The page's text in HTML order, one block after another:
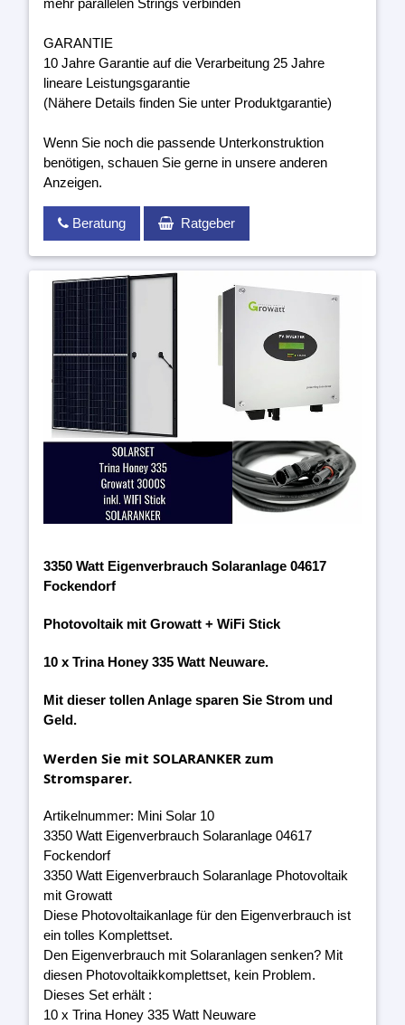
mehr parallelen Strings verbinden
GARANTIE
10 Jahre Garantie auf die Verarbeitung 25 Jahre
lineare Leistungsgarantie
(Nähere Details finden Sie unter Produktgarantie)
Wenn Sie noch die passende Unterkonstruktion
benötigen, schauen Sie gerne in unsere anderen
Anzeigen.
Beratung Ratgeber
3350 Watt Eigenverbrauch Solaranlage 04617
Fockendorf
Photovoltaik mit Growatt + WiFi Stick
10 x Trina Honey 335 Watt Neuware.
Mit dieser tollen Anlage sparen Sie Strom und
Geld.
Werden Sie mit SOLARANKER zum
Stromsparer.
Artikelnummer: Mini Solar 10
3350 Watt Eigenverbrauch Solaranlage 04617
Fockendorf
3350 Watt Eigenverbrauch Solaranlage Photovoltaik
mit Growatt
Diese Photovoltaikanlage für den Eigenverbrauch ist
ein tolles Komplettset.
Den Eigenverbrauch mit Solaranlagen senken? Mit
diesen Photovoltaikkomplettset, kein Problem.
Dieses Set erhält :
10 x Trina Honey 335 Watt Neuware